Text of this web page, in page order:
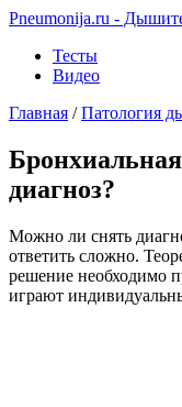
Pneumonija.ru -
Тесты
Видео
Главная / Патология
диагноз?
Можно ли снять
ответить сложно.
решение необходимо
играют